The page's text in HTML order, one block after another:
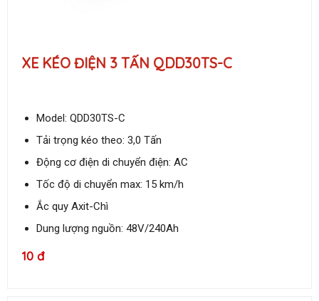
XE KÉO ĐIỆN 3 TẤN QDD30TS-C
Model: QDD30TS-C
Tải trọng kéo theo: 3,0 Tấn
Động cơ điện di chuyển điện: AC
Tốc độ di chuyển max: 15 km/h
Ắc quy Axit-Chì
Dung lượng nguồn: 48V/240Ah
10 đ